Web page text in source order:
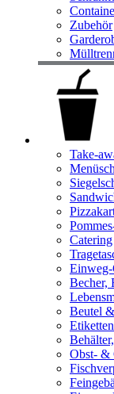
Zubehör
Take-
Catering
Becher,
Beutel
Obst- &